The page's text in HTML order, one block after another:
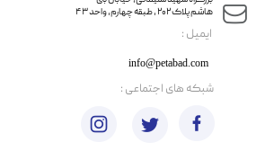
​ایمیل :
info@petabad.com
هاشم پلاک ۲۰۲ ، طبقه چهارم، واحد ۴۳
​شبکه های اجتماعی :